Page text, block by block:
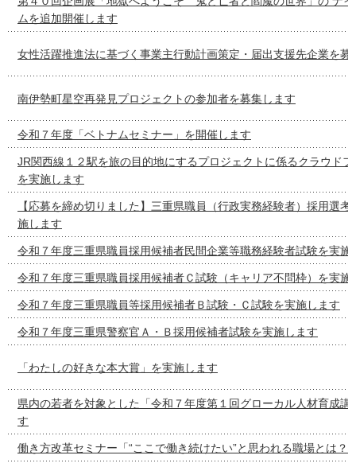
ムを追加開催します
女性活躍推進法に基づく事業主行動計画策定・届出支援先企業を募
南伊勢町星空再発見プロジェクトの参加者を募集します
令和７年度「ベトナムセミナー」を開催します
JR関西線１２駅を旅の目的地にするプロジェクトに係るクラウド
を実施します
【応募を締め切りました】三重県職員（行政実務経験者）採用選
施します
令和７年度三重県職員採用候補者民間企業等職務経験者試験を実施
令和７年度三重県職員採用候補者Ｃ試験（キャリア不問枠）を実施
令和７年度三重県職員等採用候補者Ｂ試験・Ｃ試験を実施します
令和７年度三重県警察官Ａ・Ｂ採用候補者試験を実施します
「わたしの好きな本大賞」を実施します
県内の若者を対象とした「令和７年度第１回グローカル人材育成講
す
働き方改革セミナー「“ここで働き続けたい”と思われる職場とは？